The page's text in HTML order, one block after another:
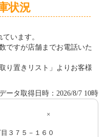
状況
います。
ですが店舗までお電話いた
り置きリスト」よりお客様
ータ取得日時：2026/8/7 10時
×
３７５－１６０